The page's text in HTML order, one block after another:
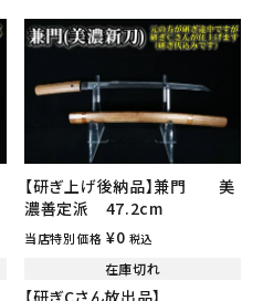
【研ぎ上げ後納品】兼門 美
濃善定派 47.2cm
当店特別価格 ¥0 税込
在庫切れ